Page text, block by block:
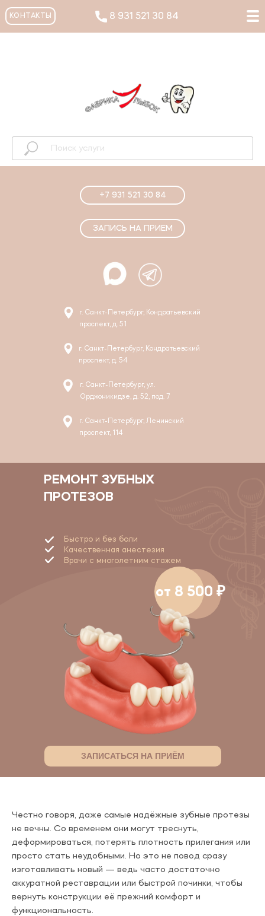
КОНТАКТЫ 8 931 521 30 84
г. Санкт-Петербург, Кондратьевский
проспект, д. 51
г. Санкт-Петербург, ул.
Орджоникидзе, д. 52, под. 7
+7 931 521 30 84
ЗАПИСЬ НА ПРИЕМ
г. Санкт-Петербург, Ленинский
проспект, 114
г. Санкт-Петербург, Кондратьевский
проспект, д. 54
РЕМОНТ ЗУБНЫХ
ПРОТЕЗОВ
Быстро и без боли
Качественная анестезия
Врачи с многолетним стажем
от 8 500 ₽
ЗАПИСАТЬСЯ НА ПРИЁМ
Честно говоря, даже самые надёжные зубные протезы
не вечны. Со временем они могут треснуть,
деформироваться, потерять плотность прилегания или
просто стать неудобными. Но это не повод сразу
изготавливать новый — ведь часто достаточно
аккуратной реставрации или быстрой починки, чтобы
вернуть конструкции её прежний комфорт и
функциональность.